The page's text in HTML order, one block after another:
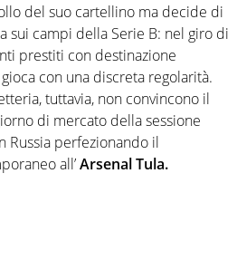
del suo cartellino ma decide di
sui campi della Serie B: nel giro di
prestiti con destinazione
con una discreta regolarità.
tuttavia, non convincono il
di mercato della sessione
Russia perfezionando il
all’Arsenal Tula.